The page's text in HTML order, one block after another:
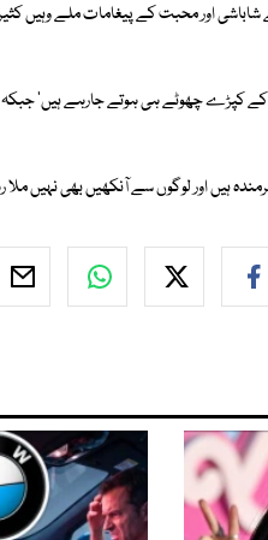
اور محبت کے پیغامات ملے وہیں کثیر
کے کپڑے چھوٹے ہی ہوتے جارہے ہیں'
ہیں اور لوگوں سے آنکھیں بھی نہیں ملا